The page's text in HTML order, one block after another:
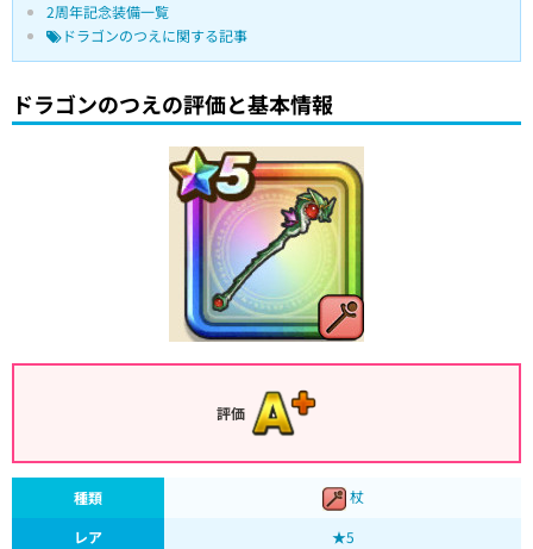
2周年記念装備一覧
ドラゴンのつえに関する記事
ドラゴンのつえの評価と基本情報
評価
種類
杖
レア
★5